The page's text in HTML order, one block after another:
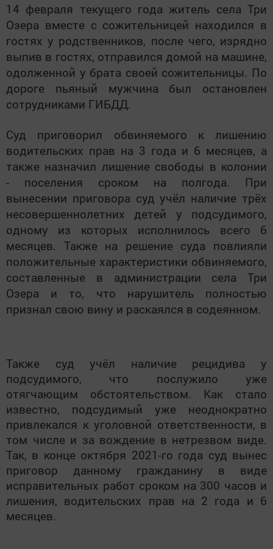
14 февраля текущего года житель села Три
Озера вместе с сожительницей находился в
гостях у родственников, после чего, изрядно
выпив в гостях, отправился домой на машине,
одолженной у брата своей сожительницы. По
дороге пьяный мужчина был остановлен
сотрудниками ГИБДД.
Суд приговорил обвиняемого к лишению
водительских прав на 3 года и 6 месяцев, а
также назначил лишение свободы в колонии
- поселения сроком на полгода. При
вынесении приговора суд учёл наличие трёх
несовершеннолетних детей у подсудимого,
одному из которых исполнилось всего 6
месяцев. Также на решение суда повлияли
положительные характеристики обвиняемого,
составленные в администрации села Три
Озера и то, что нарушитель полностью
признал свою вину и раскаялся в содеянном.
Также суд учёл наличие рецидива у
подсудимого, что послужило уже
отягчающим обстоятельством. Как стало
известно, подсудимый уже неоднократно
привлекался к уголовной ответственности, в
том числе и за вождение в нетрезвом виде.
Так, в конце октября 2021-го года суд вынес
приговор данному гражданину в виде
исправительных работ сроком на 300 часов и
лишения, водительских прав на 2 года и 6
месяцев.